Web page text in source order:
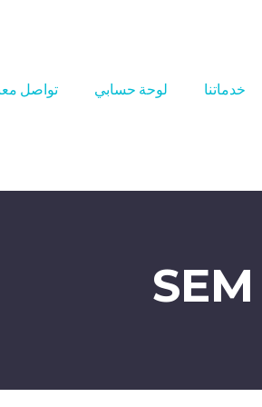
خدماتنا لوحة حسابي تواصل
SEM